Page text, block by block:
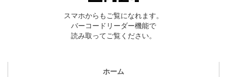
スマホからもご覧になれます。
バーコードリーダー機能で
読み取ってご覧ください。
ホーム